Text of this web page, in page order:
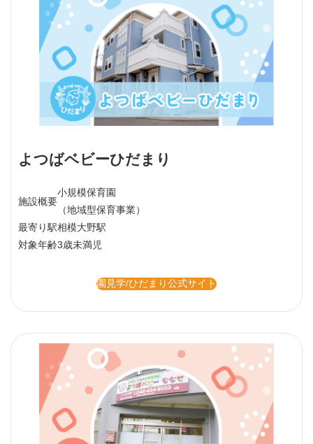
よつばベビーひだまり
施設概要
小規模保育園
（地域型保育事業）
最寄り駅相模大野駅
対象年齢3歳未満児
園見学/ひだまり公式サイト